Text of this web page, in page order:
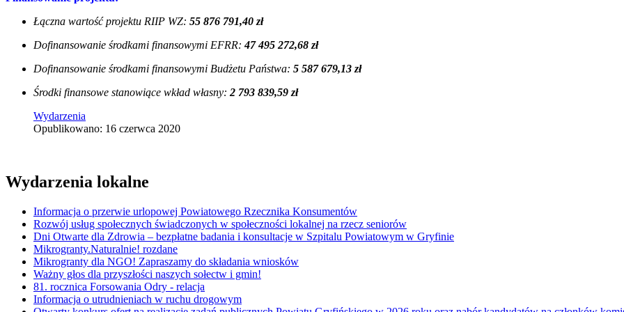
Łączna wartość projektu RIIP WZ: 55 876 791,40 zł
Dofinansowanie środkami finansowymi EFRR:47 495 272,68 zł
Dofinansowanie środkami finansowymi Budżetu Państwa: 5 587 679,13 zł
Środki finansowe stanowiące wkład własny: 2 793 839,59 zł
Wydarzenia
Opublikowano: 16 czerwca 2020
Wydarzenia lokalne
Informacja o przerwie urlopowej Powiatowego Rzecznika Konsumentów
Rozwój usług społecznych świadczonych w społeczności lokalnej na rzecz seniorów
Dni Otwarte dla Zdrowia – bezpłatne badania i konsultacje w Szpitalu Powiatowym w Gryfinie
Mikrogranty.Naturalnie! rozdane
Mikrogranty dla NGO! Zapraszamy do składania wniosków
Ważny głos dla przyszłości naszych sołectw i gmin!
81. rocznica Forsowania Odry - relacja
Informacja o utrudnieniach w ruchu drogowym